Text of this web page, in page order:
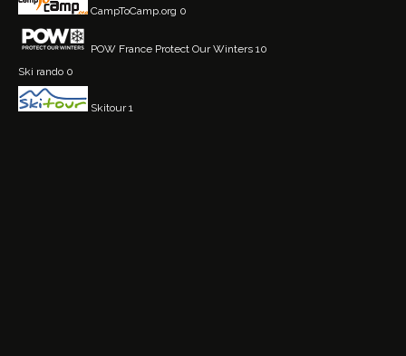
CampToCamp.org 0
POW France Protect Our Winters 10
Ski rando 0
Skitour1